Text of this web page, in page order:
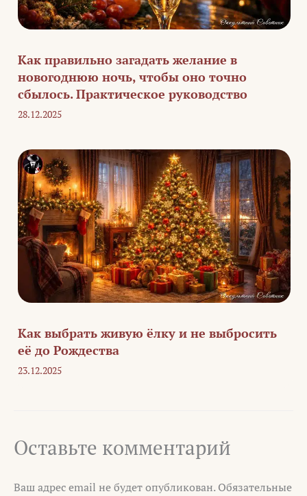
Как правильно загадать желание в
новогоднюю ночь, чтобы оно точно
сбылось. Практическое руководство
28.12.2025
Как выбрать живую ёлку и не выбросить
её до Рождества
23.12.2025
Оставьте комментарий
Ваш адрес email не будет опубликован. Обязательные